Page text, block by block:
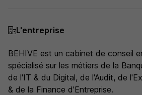
L'entreprise
BEHIVE est un cabinet de conseil
spécialisé sur les métiers de la
de l'IT & du Digital, de l'Audit, de
& de la Finance d'Entreprise.